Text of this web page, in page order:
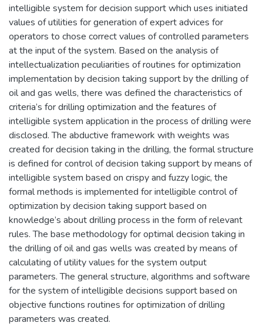
intelligible system for decision support which uses initiated
values of utilities for generation of expert advices for
operators to chose correct values of controlled parameters
at the input of the system. Based on the analysis of
intellectualization peculiarities of routines for optimization
implementation by decision taking support by the drilling of
oil and gas wells, there was defined the characteristics of
criteria’s for drilling optimization and the features of
intelligible system application in the process of drilling were
disclosed. The abductive framework with weights was
created for decision taking in the drilling, the formal structure
is defined for control of decision taking support by means of
intelligible system based on crispy and fuzzy logic, the
formal methods is implemented for intelligible control of
optimization by decision taking support based on
knowledge’s about drilling process in the form of relevant
rules. The base methodology for optimal decision taking in
the drilling of oil and gas wells was created by means of
calculating of utility values for the system output
parameters. The general structure, algorithms and software
for the system of intelligible decisions support based on
objective functions routines for optimization of drilling
parameters was created.